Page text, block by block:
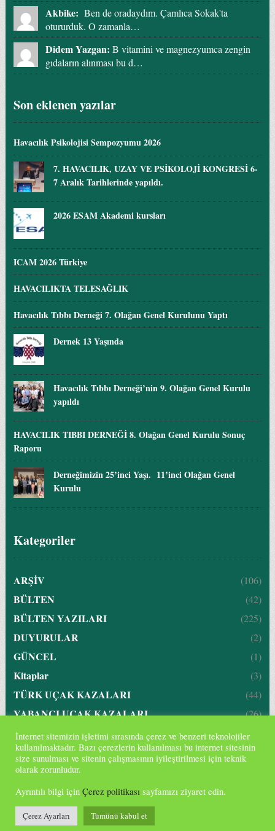
Akbike: Ben de oradaydım. Çamlıca Sokak'ta
otururduk. O zamanla…
Didem Yazgan: B vitamini ve magnezyumca zengin
gıdaların alınması bu d…
Son eklenen yazılar
Havacılık Psikolojisi Sempozyumu 2026
7. HAVACILIK, UZAY VE PSİKOLOJİ KONGRESİ 6-
7 Aralık Tarihlerinde yapıldı.
2026 ESAM Akademi kursları
ICAM 2026 Türkiye
HAVACILIKTA TELESAĞLIK
Havacılık Tıbbı Derneği 7. Olağan Genel Kurulunu Yaptı
Dernek 13 Yaşında
Havacılık Tıbbı Derneği’nin 9. Olağan Genel Kurulu
yapıldı
HAVACILIK TIBBI DERNEĞİ 8. Olağan Genel Kurulu Sonuç
Raporu
Derneğimizin 25’inci Yaşı. 11’inci Olağan Genel
Kurulu
Kategoriler
ARŞİV (106)
BÜLTEN (42)
BÜLTEN YAZILARI (225)
DUYURULAR (2)
GÜNCEL (1)
Kitaplar (3)
TÜRK UÇAK KAZALARI (44)
YABANCI UÇAK KAZALARI (26)
Copyright © 2026 — Havacılık Tıbbı Derneği
saklıdır.
Aytekin Topçu
İnternet sitemizin işletimi sırasında çerez ve benzeri teknolojiler
kullanılmaktadır. Bazı çerezlerin kullanılması bu internet sitesinin
size sunulması ve sitenin çalışmasının iyileştirilmesi için teknik
olarak zorunludur.
Ayrıntılı bilgi için Çerez politikası sayfamızı ziyaret edin.
Çerez Ayarları Tümünü kabul et